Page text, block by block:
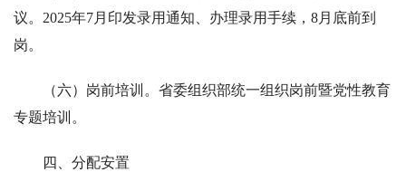
议。2025年7月印发录用通知、办理录用手续，8月底前到
岗。
（六）岗前培训。省委组织部统一组织岗前暨党性教育
专题培训。
四、分配安置